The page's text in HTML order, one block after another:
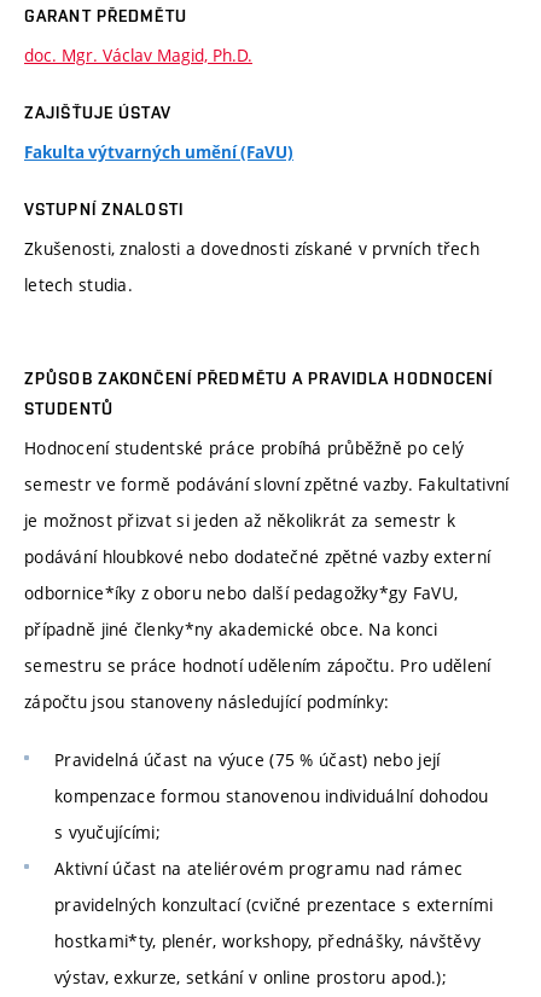
GARANT PŘEDMĚTU
doc. Mgr. Václav Magid, Ph.D.
ZAJIŠŤUJE ÚSTAV
Fakulta výtvarných umění (FaVU)
VSTUPNÍ ZNALOSTI
Zkušenosti, znalosti a dovednosti získané v prvních třech
letech studia.
ZPŮSOB ZAKONČENÍ PŘEDMĚTU A PRAVIDLA HODNOCENÍ
STUDENTŮ
Hodnocení studentské práce probíhá průběžně po celý
semestr ve formě podávání slovní zpětné vazby. Fakultativní
je možnost přizvat si jeden až několikrát za semestr k
podávání hloubkové nebo dodatečné zpětné vazby externí
odbornice*íky z oboru nebo další pedagožky*gy FaVU,
případně jiné členky*ny akademické obce. Na konci
semestru se práce hodnotí udělením zápočtu. Pro udělení
zápočtu jsou stanoveny následující podmínky:
Pravidelná účast na výuce (75 % účast) nebo její
kompenzace formou stanovenou individuální dohodou
s vyučujícími;
Aktivní účast na ateliérovém programu nad rámec
pravidelných konzultací (cvičné prezentace s externími
hostkami*ty, plenér, workshopy, přednášky, návštěvy
výstav, exkurze, setkání v online prostoru apod.);